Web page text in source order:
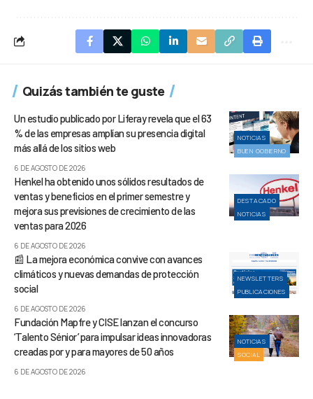
Quizás también te guste
NOTICIAS
BUEN GOBIERNO
Un estudio publicado por Liferay revela que el 63
% de las empresas amplían su presencia digital
más allá de los sitios web
6 DE AGOSTO DE 2026
DESTACADO
NOTICIAS
Henkel ha obtenido unos sólidos resultados de
ventas y beneficios en el primer semestre y
mejora sus previsiones de crecimiento de las
ventas para 2026
6 DE AGOSTO DE 2026
NEWSLETTERS
PUBLICACIONES
📰 La mejora económica convive con avances
climáticos y nuevas demandas de protección
social
6 DE AGOSTO DE 2026
NOTICIAS
SOCIAL
Fundación Mapfre y CISE lanzan el concurso
‘Talento Sénior’ para impulsar ideas innovadoras
creadas por y para mayores de 50 años
6 DE AGOSTO DE 2026